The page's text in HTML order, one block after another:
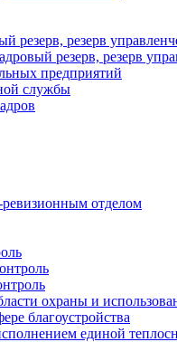
резерв, резерв
резерв, резерв
предприятий
службы
отделом
охраны и
благоустройства
единой